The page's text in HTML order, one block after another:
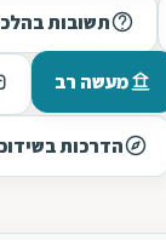
תשובות
מעשה רב
הדרכות